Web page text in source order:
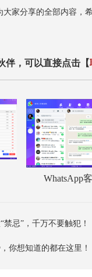
家分享的全部内容，
伴，可以直接点击【
WhatsApp
禁忌”，千万不要触犯！
你想知道的都在这里！